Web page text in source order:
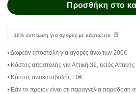
Προσθήκη στο
10% έκπτωση για αγορές με κάρτα/iris
• Δωρεάν αποστολή για αγορές άνω των 200€
• Κόστος αποστολής για Αττική 3€, εκτός
• Κόστος αντικαταβολής 10€
• Εάν το προιόν είναι σε παραγγελία παράδοση